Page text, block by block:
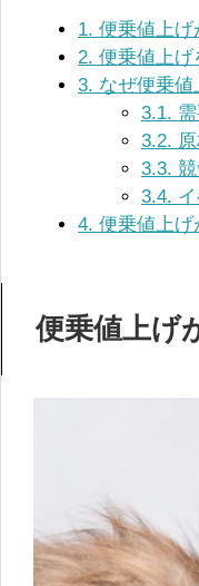
1. 便乗値上げ
2. 便乗値上げ
3. なぜ便乗値
3.1.
3.2.
3.3.
3.4.
4. 便乗値上げ
便乗値上げ